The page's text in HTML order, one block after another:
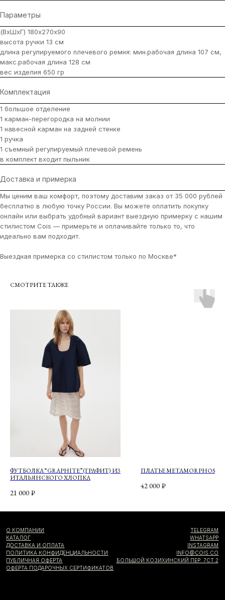
Параметры
(ВхШхГ) 180х270х90
высота ручки 13 см
длина регулируемого плечевого ремня: мин.рабочая длина 107 см,
макс.рабочая длина 128 см
вес изделия 650 гр
Комплектация
1 большое отделение
1 карман-перегородка на молнии
1 навесной карман на задней стенке
1 ручка
1 съемный регулируемый плечевой ремень
в комплект входит пыльник
Доставка и примерка
Мы ценим ваш комфорт, поэтому доставим заказ от 35 000 рублей
бесплатно в любую точку России. Вы можете оплатить покупку
онлайн или выбрать удобный вариант выездную примерку с нашим
стилистом Cois — примерьте и оплачивайте только то, что
идеально вам подходит.
Выездная примерка со стилистом только по Москве*
СМОТРИТЕ ТАКЖЕ
ФУТБОЛКА “GRAPHITE” (ГРАФИТ) ИЗ
ИТАЛЬЯНСКОГО ХЛОПКА
21 000 ₽
ПЛАТЬЕ METAMORPHOSIS
42 000 ₽
КАТАЛОГ
ОФЕРТА ПОДАРОЧНЫХ СЕРТИФИКАТОВ
политикой конфиденциальности
согласие на информационную рассылку